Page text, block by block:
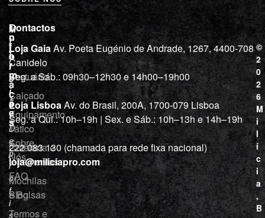
M
i
l
í
c
i
a
“
D
e
p
r
o
f
i
s
L
o
j
a
Vestuário
Calçado
Equipamento
Tático
Cutelaria e
ferramentas
Mochilas
e Bolsas
I
n
f
o
r
m
a
ç
õ
e
s
Sobre
Nós
FAQ
Blog
Termos e
Contactos
Loja GaiaAv. Poeta Eugénio de Andrade, 1267, 4400-708
Canidelo
Seg. a Sáb.: 09h30–12h30 e 14h00–19h00
Loja LisboaAv. do Brasil, 200A, 1700-079 Lisboa
Seg. a Qui.: 10h–19h | Sex. e Sáb.: 10h–13h e 14h–19h
222 083 130 (chamada para rede fixa nacional)
loja@miliciapro.com
©
2
0
2
6
M
i
l
í
c
i
a
,
B